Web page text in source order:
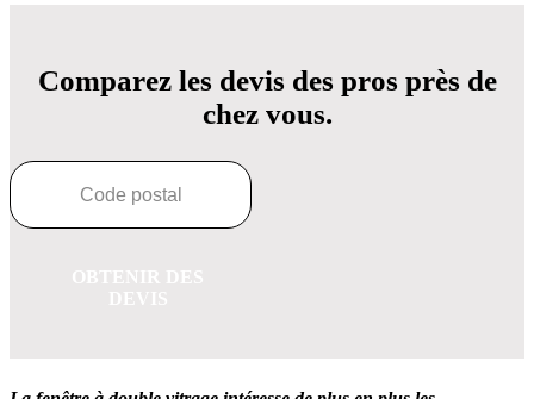
Comparez les devis des pros près de
chez vous.